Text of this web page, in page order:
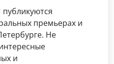
премьерах и
Не
и